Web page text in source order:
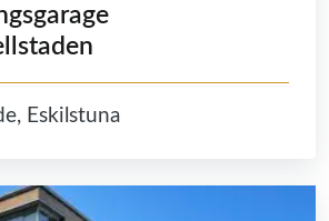
Eskilstuna